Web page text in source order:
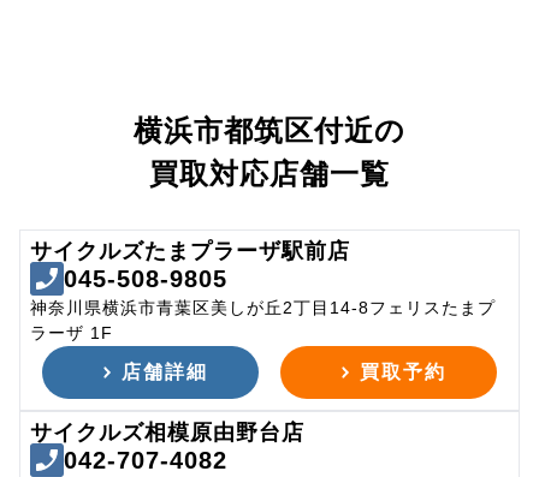
横浜市都筑区付近の
買取対応店舗一覧
サイクルズたまプラーザ駅前店
045-508-9805
神奈川県横浜市青葉区美しが丘2丁目14-8フェリスたまプ
ラーザ 1F
店舗詳細 買取予約
サイクルズ相模原由野台店
042-707-4082